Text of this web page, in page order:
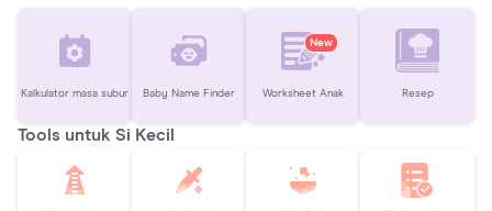
Kalkulator masa subur Baby Name Finder
New
Worksheet Anak Resep
Tools untuk Si Kecil